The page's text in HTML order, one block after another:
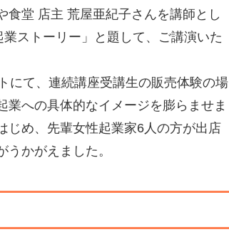
堂 店主 荒屋亜紀子さんを講師とし
ストーリー」と題して、ご講演いた
にて、連続講座受講生の販売体験の場
業への具体的なイメージを膨らませま
じめ、先輩女性起業家6人の方が出店
かがえました。